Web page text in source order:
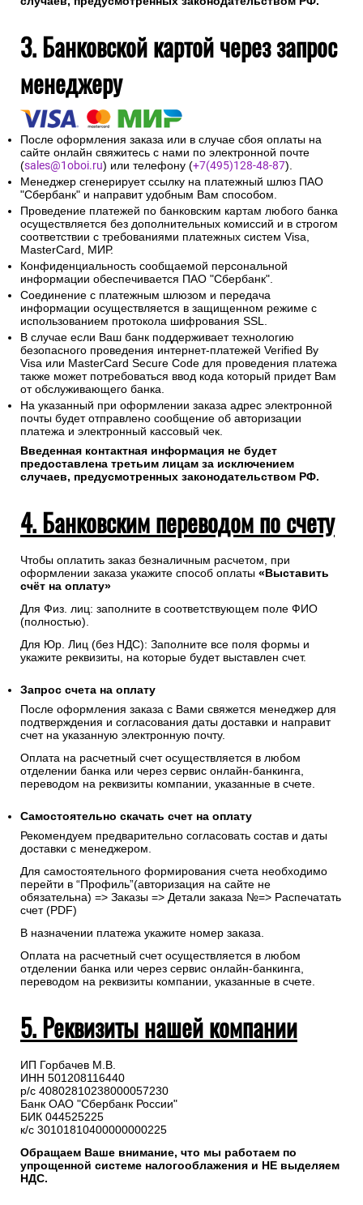
3. Банковской картой через запрос
менеджеру
После оформления заказа или в случае сбоя оплаты на
сайте онлайн свяжитесь с нами по электронной почте
(sales@1oboi.ru) или телефону (+7(495)128-48-87).
Менеджер сгенерирует ссылку на платежный шлюз ПАО
"Сбербанк" и направит удобным Вам способом.
Проведение платежей по банковским картам любого банка
осуществляется без дополнительных комиссий и в строгом
соответствии с требованиями платежных систем Visa,
MasterCard, МИР.
Конфиденциальность сообщаемой персональной
информации обеспечивается ПАО "Сбербанк".
Соединение с платежным шлюзом и передача
информации осуществляется в защищенном режиме с
использованием протокола шифрования SSL.
В случае если Ваш банк поддерживает технологию
безопасного проведения интернет-платежей Verified By
Visa или MasterCard Secure Code для проведения платежа
также может потребоваться ввод кода который придет Вам
от обслуживающего банка.
На указанный при оформлении заказа адрес электронной
почты будет отправлено сообщение об авторизации
платежа и электронный кассовый чек.
Введенная контактная информация не будет
предоставлена третьим лицам за исключением
случаев, предусмотренных законодательством РФ.
4. Банковским переводом по счету
Чтобы оплатить заказ безналичным расчетом, при
оформлении заказа укажите способ оплаты «Выставить
счёт на оплату»
Для Физ. лиц: заполните в соответствующем поле ФИО
(полностью).
Для Юр. Лиц (без НДС): Заполните все поля формы и
укажите реквизиты, на которые будет выставлен счет.
Запрос счета на оплату
После оформления заказа с Вами свяжется менеджер для
подтверждения и согласования даты доставки и направит
счет на указанную электронную почту.
Оплата на расчетный счет осуществляется в любом
отделении банка или через сервис онлайн-банкинга,
переводом на реквизиты компании, указанные в счете.
Самостоятельно скачать счет на оплату
Рекомендуем предварительно согласовать состав и даты
доставки с менеджером.
Для самостоятельного формирования счета необходимо
перейти в “Профиль”(авторизация на сайте не
обязательна) => Заказы => Детали заказа №=> Распечатать
счет (PDF)
В назначении платежа укажите номер заказа.
Оплата на расчетный счет осуществляется в любом
отделении банка или через сервис онлайн-банкинга,
переводом на реквизиты компании, указанные в счете.
5. Реквизиты нашей компании
ИП Горбачев М.В.
ИНН 501208116440
р/с 40802810238000057230
Банк ОАО "Сбербанк России"
БИК 044525225
к/с 30101810400000000225
Обращаем Ваше внимание, что мы работаем по
упрощенной системе налогооблажения и НЕ выделяем
НДС.